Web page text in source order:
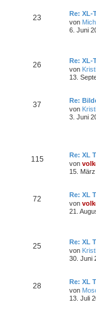
23
Re: XL-
von
6. Juni
26
Re: XL-
von
13.
37
Re:
von
3. Juni
115
Re: XL
von
15.
72
Re: XL
von
21.
25
Re: XL
von
30. Juni
28
Re: XL
von
13. Juli